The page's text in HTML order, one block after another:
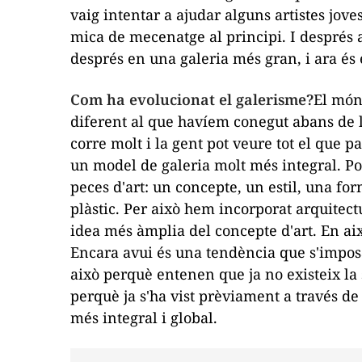
vaig intentar a ajudar alguns artistes
mica de mecenatge al principi. I
després en una galeria més gran, i ara
Com ha evolucionat el galerisme?El
diferent al que havíem conegut abans
corre molt i la gent pot veure tot el que
un model de galeria molt més integral.
peces d'art: un concepte, un estil, una
plàstic. Per això hem incorporat
idea més àmplia del concepte d'art. En
Encara avui és una tendència que
això perquè entenen que ja no existeix
perquè ja s'ha vist prèviament a través
més integral i global.